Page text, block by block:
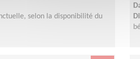
selon la disponibilité du